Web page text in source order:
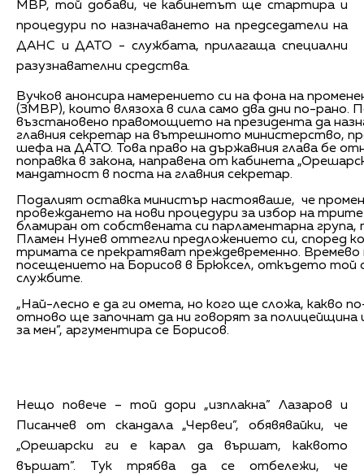
МВР, той добави, че кабинетът ще стартира и
процедури по назначаването на председатели на
ДАНС и ДАТО - службата, прилагаща специални
разузнавателни средства.
Вучков анонсира намерението си на фона на
(ЗМВР), които влязоха в сила само два дни по-рано.
възстановено правомощието на президента да
главния секретар на вътрешното министерство,
шефа на ДАТО. Това право на държавния глава бе
поправка в закона, направена от кабинета
мандатност в поста на главния секретар.
Подалият оставка министър настояваше, че
провеждането на нови процедури за избор на
бламиран от собствената си парламентарна
Пламен Нунев оттегли предложението си, според
тримата се прекратяват преждевременно. Времево
посещението на Борисов в Брюксел, откъдето той
службите.
„Най-лесно е да ги омета, но кого ще сложа, какво
отново ще започнат да ни говорят за полицейщина
за мен”, аргументира се Борисов.
Нещо повече – той дори „изплакна” Лазаров и
Писанчев от скандала „Червеи”, обявявайки, че
„Орешарски ги е карал да вършат, каквото
вършат”. Тук трябва да се отбележи, че